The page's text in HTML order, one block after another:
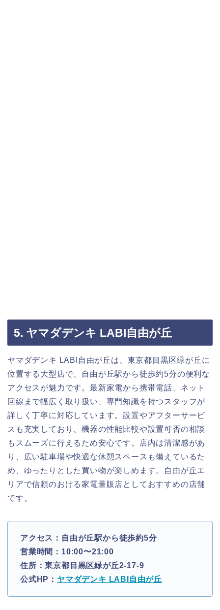
5. ヤマダデンキ LABI自由が丘
ヤマダデンキ LABI自由が丘は、東京都目黒区緑が丘に
位置する大型店で、自由が丘駅から徒歩約5分の便利な
アクセスが魅力です。最新家電から携帯電話、ネット
回線まで幅広く取り扱い、専門知識を持つスタッフが
詳しく丁寧に対応しています。設置やアフターサービ
スも充実しており、機器の性能比較や設置可否の相談
もスムーズに行えるため安心です。店内は清潔感があ
り、広い駐車場や快適な休憩スペースも備えているた
め、ゆったりとした買い物が楽しめます。自由が丘エ
リアで信頼のおける家電量販店としておすすめの店舗
です。
アクセス：自由が丘駅から徒歩約5分
営業時間：10:00〜21:00
住所：東京都目黒区緑が丘2-17-9
公式HP： ヤマダデンキ LABI自由が丘